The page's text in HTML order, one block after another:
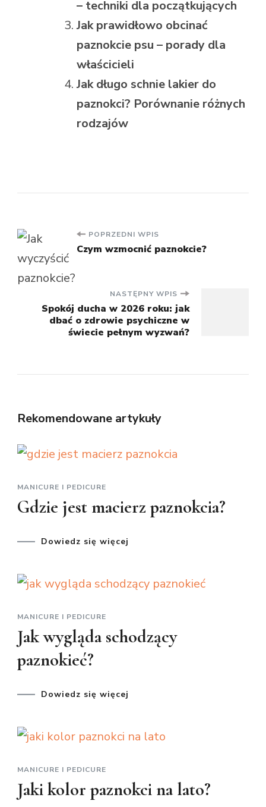
– techniki dla początkujących
Jak prawidłowo obcinać
paznokcie psu – porady dla
właścicieli
Jak długo schnie lakier do
paznokci? Porównanie różnych
rodzajów
Nawigacja
wpisu
POPRZEDNI WPIS
Czym wzmocnić paznokcie?
NASTĘPNY WPIS
Spokój ducha w 2026 roku: jak
dbać o zdrowie psychiczne w
świecie pełnym wyzwań?
Rekomendowane artykuły
MANICURE I PEDICURE
Gdzie jest macierz paznokcia?
Dowiedz się więcej
MANICURE I PEDICURE
Jak wygląda schodzący
paznokieć?
Dowiedz się więcej
MANICURE I PEDICURE
Jaki kolor paznokci na lato?